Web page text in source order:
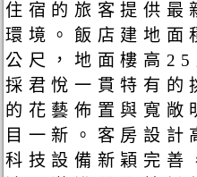
住宿的旅客提供最
環境。飯店建地
公尺，地面樓高
採君悅一貫特有的
的花藝佈置與寬敞
目一新。客房設計
科技設備新穎完善